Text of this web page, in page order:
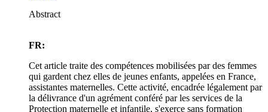
Abstract
FR:
Cet article traite des compétences mobilisées par des femmes
qui gardent chez elles de jeunes enfants, appelées en France,
assistantes maternelles. Cette activité, encadrée légalement par
la délivrance d'un agrément conféré par les services de la
Protection maternelle et infantile, s'exerce sans formation